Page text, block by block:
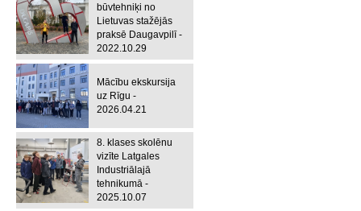
būvtehniķi no
Lietuvas stažējās
praksē Daugavpilī -
2022.10.29
Mācību ekskursija
uz Rīgu -
2026.04.21
8. klases skolēnu
vizīte Latgales
Industriālajā
tehnikumā -
2025.10.07